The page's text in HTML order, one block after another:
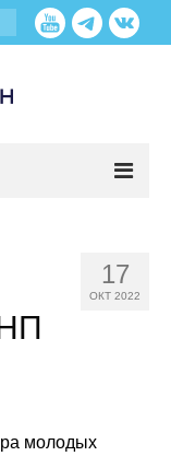
17
ОКТ 2022
молодых